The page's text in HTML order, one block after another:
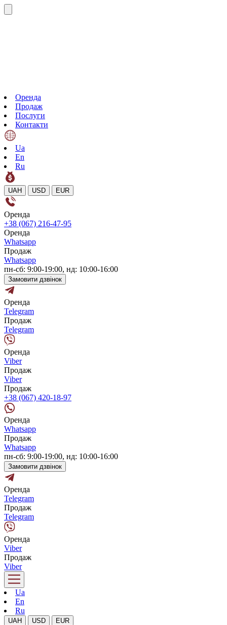
Оренда
Продаж
Послуги
Контакти
Ua
En
Ru
UAH USD EUR
Оренда
+38 (067) 216-47-95
Оренда
Whatsapp
Продаж
Whatsapp
пн-сб: 9:00-19:00, нд: 10:00-16:00
Замовити дзвінок
Оренда
Telegram
Продаж
Telegram
Оренда
Viber
Продаж
Viber
Продаж
+38 (067) 420-18-97
Оренда
Whatsapp
Продаж
Whatsapp
пн-сб: 9:00-19:00, нд: 10:00-16:00
Замовити дзвінок
Оренда
Telegram
Продаж
Telegram
Оренда
Viber
Продаж
Viber
Ua
En
Ru
UAH USD EUR